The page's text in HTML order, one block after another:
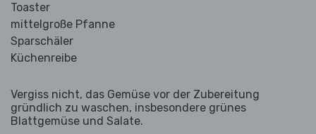
Toaster
mittelgroße Pfanne
Sparschäler
Küchenreibe
Vergiss nicht, das Gemüse vor der Zubereitung
gründlich zu waschen, insbesondere grünes
Blattgemüse und Salate.